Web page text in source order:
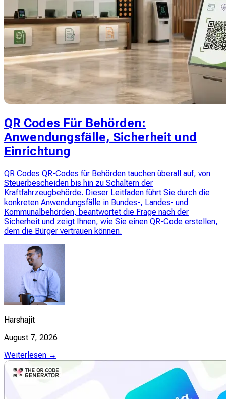
QR Codes Für Behörden:
Anwendungsfälle, Sicherheit und
Einrichtung
QR Codes QR-Codes für Behörden tauchen überall auf, von
Steuerbescheiden bis hin zu Schaltern der
Kraftfahrzeugbehörde. Dieser Leitfaden führt Sie durch die
konkreten Anwendungsfälle in Bundes-, Landes- und
Kommunalbehörden, beantwortet die Frage nach der
Sicherheit und zeigt Ihnen, wie Sie einen QR-Code erstellen,
dem die Bürger vertrauen können.
Harshajit
August 7, 2026
Weiterlesen →